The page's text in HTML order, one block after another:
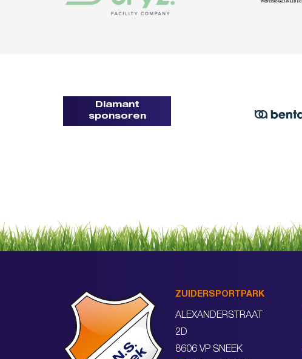
Diamant
sponsoren
ZUIDERSPORTPARK
ALEXANDERSTRAAT
2D
8606 VP SNEEK